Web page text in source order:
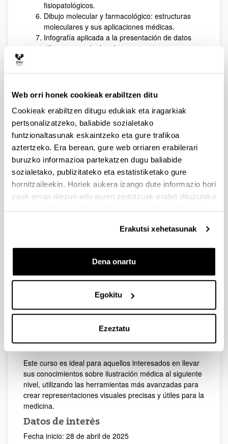
Web orri honek cookieak erabiltzen ditu
Cookieak erabiltzen ditugu edukiak eta iragarkiak
pertsonalizatzeko, baliabide sozialetako
funtzionaltasunak eskaintzeko eta gure trafikoa
aztertzeko. Era berean, gure web orriaren erabilerari
buruzko informazioa partekatzen dugu baliabide
sozialetako, publizitateko eta estatistiketako gure
hornitzaileekin. Horiek aukera izango dute informazio hori
zeuk eman diezun edo euren zerbitzuak erabili dituzulako
Erakutsi xehetasunak
Dena onartu
Egokitu
Ezeztatu
fisiopatológicos.
Dibujo molecular y farmacológico: estructuras
moleculares y sus aplicaciones médicas.
Infografía aplicada a la presentación de datos
clínicos y resultados de investigaciones.
desempeñarse en los siguientes ámbitos:
Ilustración Médica y Quirúrgica: creación de
ilustraciones anatómicas, quirúrgicas y
fisiológicas.
Infografía Médica: diseño y presentación de
datos clínicos y resultados médicos en
publicaciones científicas.
Investigación Médica: ilustraciones detalladas de
procesos fisiopatológicos y estudios histológicos.
Educación y Formación: diseño de recursos
Para acceder a este curso, es imprescindible contar con
una Licenciatura o Grado o ser un profesional de la
ilustración o diseño. Este programa está dirigido a:
Profesionales (ilustradores o profesionales
sanitarios) interesados en la ilustración médica,
Personas con conocimientos en el uso de
software de ilustración digital, tanto en entorno
Personas con habilidades de dibujo.
Este curso es ideal para aquellos interesados en llevar
sus conocimientos sobre ilustración médica al siguiente
nivel, utilizando las herramientas más avanzadas para
crear representaciones visuales precisas y útiles para la
medicina.
Datos de interés
Fecha inicio: 28 de abril de 2025